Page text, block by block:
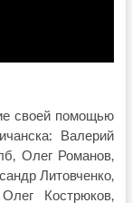
своей помощью
Валерий
Олег Романов,
Литовченко,
Кострюков,